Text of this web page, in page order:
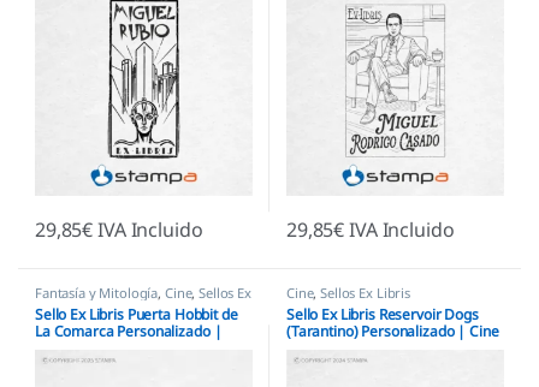
29,85€IVA Incluido 29,85€IVA Incluido
Fantasía y Mitología, Cine,Sellos Ex
Libris
Sello Ex Libris Puerta Hobbit de
La Comarca Personalizado |
Cine,Sellos Ex Libris
Sello Ex Libris Reservoir Dogs
(Tarantino) Personalizado | Cine